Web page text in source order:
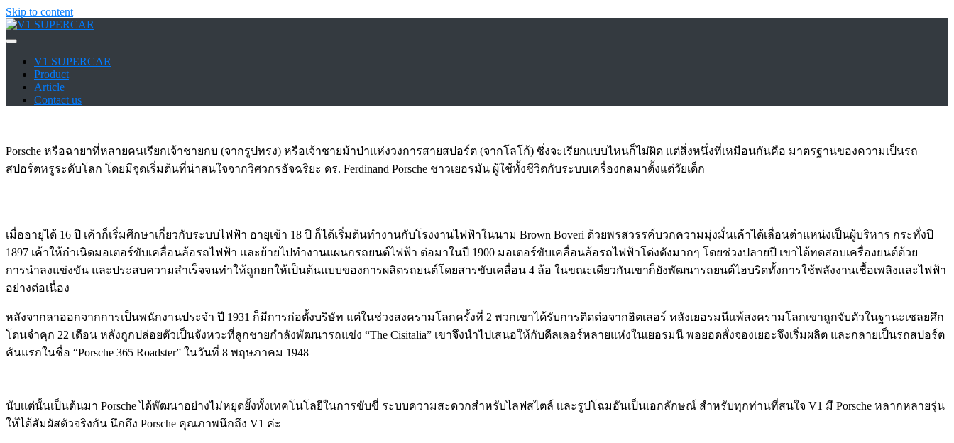
Skip to content
V1 SUPERCAR
V1 SUPERCAR
Product
Article
Contact us
Porsche หรือฉายาที่หลายคนเรียกเจ้าชายกบ (จากรูปทรง) หรือเจ้าชายม้าป่าเเห่งวงการสายสปอร์ต (จากโลโก้) ซึ่งจะเรียกเเบบไหนก็ไม่ผิด เเต่สิ่งหนึ่งที่เหมือนกันคือ มาตรฐานของความเป็นรถ
สปอร์ตหรูระดับโลก โดยมีจุดเริ่มต้นที่น่าสนใจจากวิศวกรอัจฉริยะ ดร. Ferdinand Porsche ชาวเยอรมัน ผู้ใช้ทั้งชีวิตกับระบบเครื่องกลมาตั้งแต่วัยเด็ก
เมื่ออายุได้ 16 ปี เค้าก็เริ่มศึกษาเกี่ยวกับระบบไฟฟ้า อายุเข้า 18 ปี ก็ได้เริ่มต้นทำงานกับโรงงานไฟฟ้าในนาม Brown Boveri ด้วยพรสวรรค์บวกความมุ่งมั่นเค้าได้เลื่อนตำแหน่งเป็นผู้บริหาร กระทั่งปี
1897 เค้าให้กำเนิดมอเตอร์ขับเคลื่อนล้อรถไฟฟ้า เเละย้ายไปทำงานแผนกรถยนต์ไฟฟ้า ต่อมาในปี 1900 มอเตอร์ขับเคลื่อนล้อรถไฟฟ้าโด่งดังมากๆ โดยช่วงปลายปี เขาได้ทดสอบเครื่องยนต์ด้วย
การนำลงแข่งขัน และประสบความสำเร็จจนทำให้ถูกยกให้เป็นต้นแบบของการผลิตรถยนต์โดยสารขับเคลื่อน 4 ล้อ ในขณะเดียวกันเขาก็ยังพัฒนารถยนต์ไฮบริดทั้งการใช้พลังงานเชื้อเพลิงและไฟฟ้า
อย่างต่อเนื่อง
หลังจากลาออกจากการเป็นพนักงานประจำ ปี 1931 ก็มีการก่อตั้งบริษัท แต่ในช่วงสงครามโลกครั้งที่ 2 พวกเขาได้รับการติดต่อจากฮิตเลอร์ หลังเยอรมนีแพ้สงครามโลกเขาถูกจับตัวในฐานะเชลยศึก
โดนจำคุก 22 เดือน หลังถูกปล่อยตัวเป็นจังหวะที่ลูกชายกำลังพัฒนารถแข่ง “The Cisitalia” เขาจึงนำไปเสนอให้กับดีลเลอร์หลายแห่งในเยอรมนี พอยอดสั่งจองเยอะจึงเริ่มผลิต และกลายเป็นรถสปอร์ต
คันแรกในชื่อ “Porsche 365 Roadster” ในวันที่ 8 พฤษภาคม 1948
นับเเต่นั้นเป็นต้นมา Porsche ได้พัฒนาอย่างไม่หยุดยั้งทั้งเทคโนโลยีในการขับขี่ ระบบความสะดวกสำหรับไลฟสไตล์ เเละรูปโฉมอันเป็นเอกลักษณ์ สำหรับทุกท่านที่สนใจ V1 มี Porsche หลากหลายรุ่น
ให้ได้สัมผัสตัวจริงกัน นึกถึง Porsche คุณภาพนึกถึง V1 ค่ะ